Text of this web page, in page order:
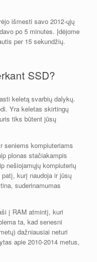
išmesti savo 2012-ųjų
po 5 minutes. Įdėjome
per 15 sekundžių.
SSD?
keletą svarbių dalykų.
Yra keletas skirtingų
tiks būtent jūsų
seniems kompiuteriams
plonas stačiakampis
nešiojamųjų kompiuterių
kurį naudoja ir jūsų
suderinamumas
į RAM atmintį, kuri
ta, kad senesni
dažniausiai neturi
apie 2010-2014 metus,